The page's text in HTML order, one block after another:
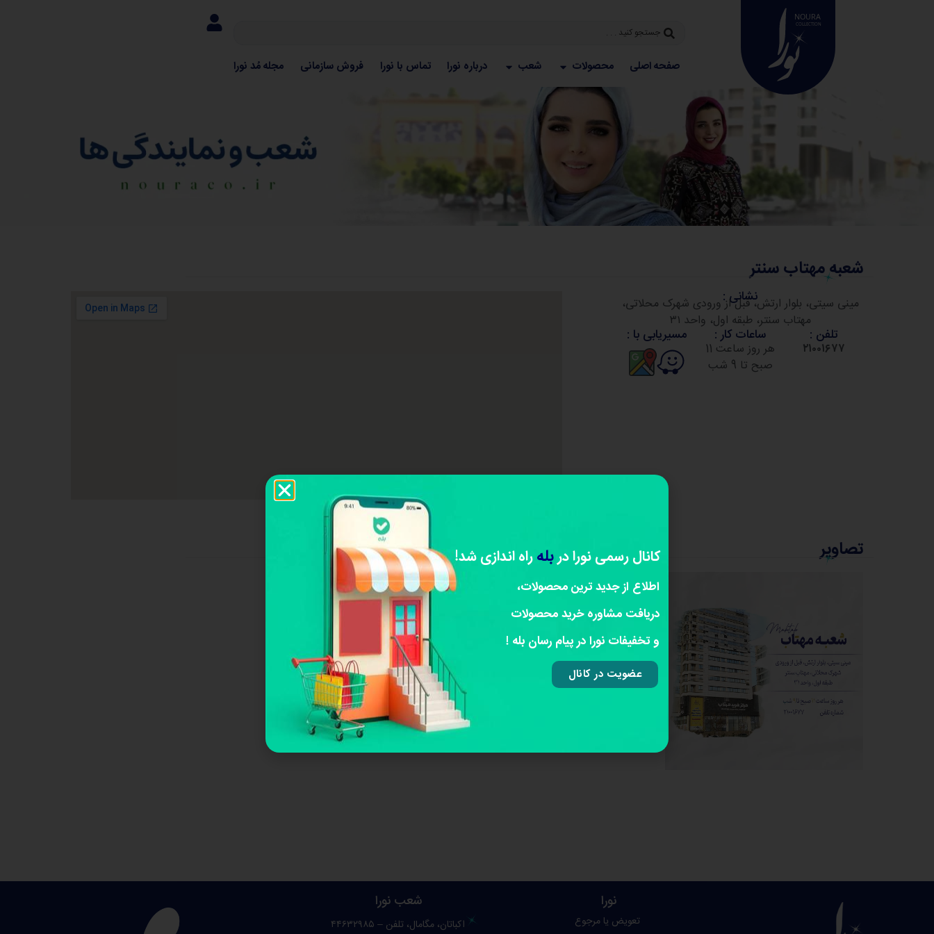
صفحه اصلی محصولات شعب درباره نورا تماس با نورا فروش سازمانی مجله مُد نورا
شعبه مهتاب سنتر​
نشانی :
مینی سیتی، بلوار ارتش، قبل از ورودی شهرک محلاتی،
مهتاب سنتر، طبقه اول، واحد ۳۱
تلفن :
۲۱۰۰۱۶۷۷
ساعات کار :
هر روز ساعت 11
صبح تا 9 شب
مسیریابی با :
تصاویر
نورا
تعویض یا مرجوع
شعب نورا
اکباتان، مگامال، تلفن – ۴۴۶۳۲۹۸۵
کانال رسمی نورا دربلهراه اندازی شد!
اطلاع از جدید ترین محصولات،
دریافت مشاوره خرید محصولات
و تخفیفات نورا در پیام رسان بله !
عضویت در کانال